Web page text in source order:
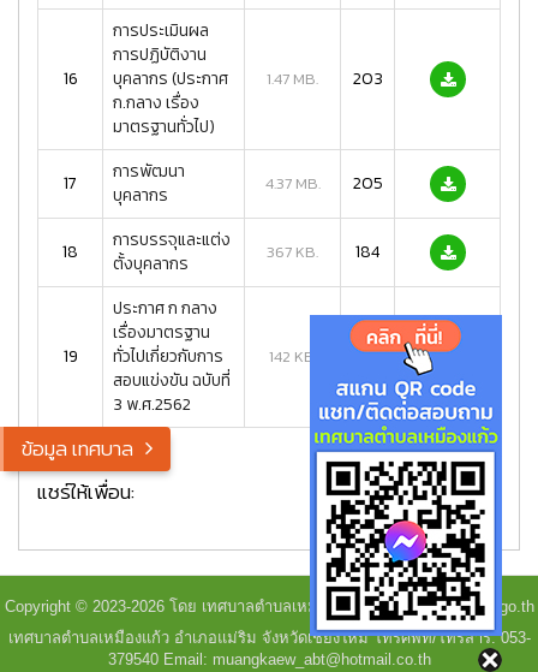
ข้อมูล เทศบาล
16
การประเมินผล
การปฏิบัติงาน
บุคลากร (ประกาศ
ก.กลาง เรื่อง
มาตรฐานทั่วไป)
1.47 MB. 203
17
การพัฒนา
บุคลากร
4.37 MB. 205
18
การบรรจุและแต่ง
ตั้งบุคลากร
367 KB. 184
19
ประกาศ ก กลาง
เรื่องมาตรฐาน
ทั่วไปเกี่ยวกับการ
สอบแข่งขัน ฉบับที่
3 พ.ศ.2562
142 KB. 184
แชร์ให้เพื่อน:
Copyright © 2023-2026 โดย เทศบาลตำบลเหมืองแก้ว - www.muangkaew.go.th
เทศบาลตำบลเหมืองแก้ว อำเภอแม่ริม จังหวัดเชียงใหม่ โทรศัพท์/โทรสาร: 053-
379540 Email: muangkaew_abt@hotmail.co.th